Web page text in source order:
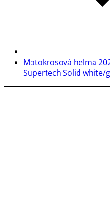
Motokrosová helma
Supertech Solid white/